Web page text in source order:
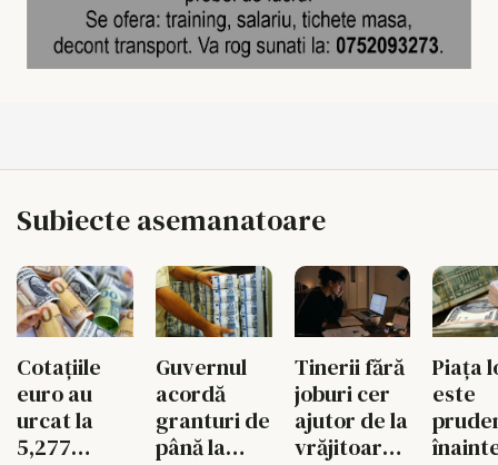
Subiecte asemanatoare
Cotațiile
euro au
urcat la
5,277
Guvernul
acordă
granturi de
până la
Tinerii fără
joburi cer
ajutor de la
vrăjitoare
Piața
este